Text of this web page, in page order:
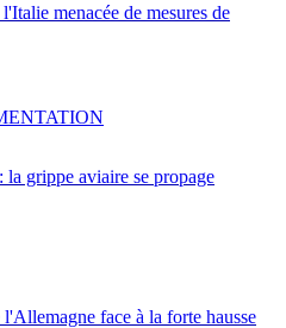
menacée de mesures de
la grippe aviaire se propage
face à la forte hausse